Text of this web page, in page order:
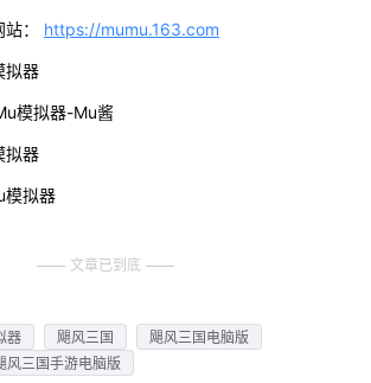
： https://mumu.163.com
拟器
模拟器-Mu酱
拟器
模拟器
文章已到底
器 飓风三国
飓风三国电脑版
风三国手游电脑版